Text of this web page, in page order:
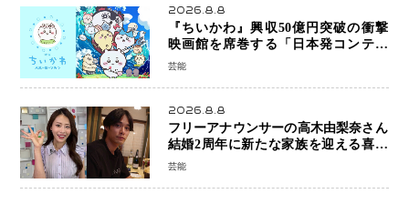
2026.8.8
『ちいかわ』興収50億円突破の衝撃
映画館を席巻する「日本発コンテン
ツ」の強さ スパイダーマン、モアナ
芸能
2026.8.8
フリーアナウンサーの高木由梨奈さん
結婚2周年に新たな家族を迎える喜び
を報告 夫・岸田タツヤさんと連名
芸能